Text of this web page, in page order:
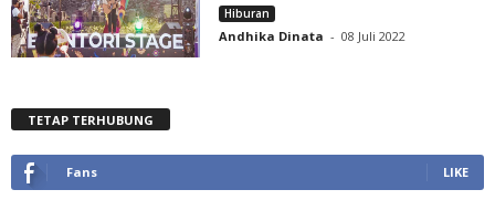
Hiburan
Andhika Dinata - 08 Juli 2022
TETAP TERHUBUNG
Fans LIKE